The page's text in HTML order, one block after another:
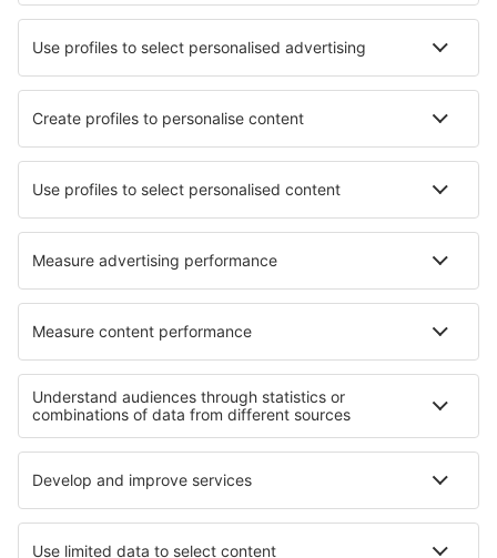
Mobilapp
Flygbolag
SAS
Ryanair
Lufthansa
Norwegian
WizzAir
Om eSky
Köpvillkor
Mina bokningar
Integritetspolicy
Support och kontakt
Integritet